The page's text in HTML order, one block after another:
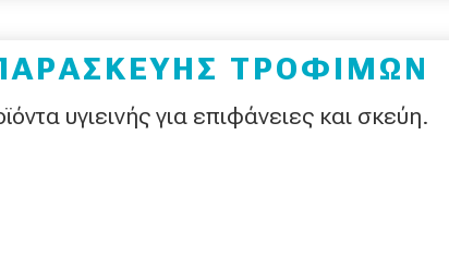
ΤΡΟΦΙΜΩΝ
υγιεινής για επιφάνειες και σκεύη.